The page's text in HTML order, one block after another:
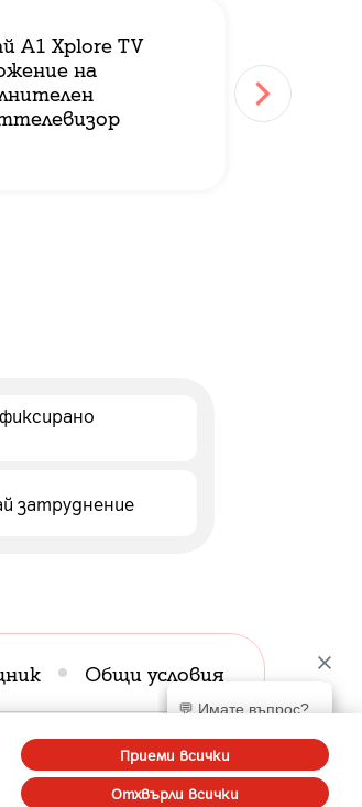
A1 Xplore TV
на
затруднение
Общи условия
Отхвърли всички
Приеми всички